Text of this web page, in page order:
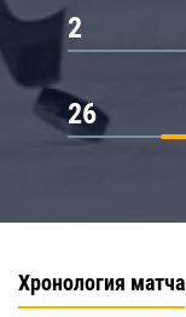
2
26
Хронология матча